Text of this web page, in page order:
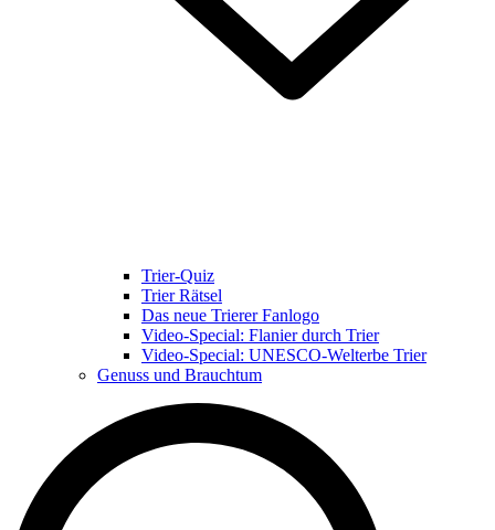
Trier-Quiz
Trier Rätsel
Das neue Trierer Fanlogo
Video-Special: Flanier durch Trier
Video-Special: UNESCO-Welterbe Trier
Genuss und Brauchtum